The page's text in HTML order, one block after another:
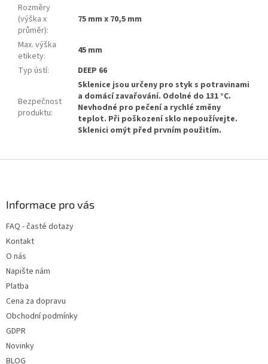
Rozměry
(výška x
průměr):
75 mm x 70,5 mm
Max. výška
etikety:
45 mm
Typ ústí: DEEP 66
Bezpečnost
produktu:
Sklenice jsou určeny pro styk s potravinami
a domácí zavařování. Odolné do 131 °C.
Nevhodné pro pečení a rychlé změny
teplot. Při poškození sklo nepoužívejte.
Sklenici omýt před prvním použitím.
Informace pro vás
FAQ - časté dotazy
Kontakt
O nás
Napište nám
Platba
Cena za dopravu
Obchodní podmínky
GDPR
Novinky
BLOG